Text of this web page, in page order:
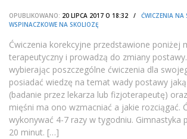
OPUBLIKOWANO: 20 LIPCA 2017 O 18:32 / ĆWICZENIA NA
WSPINACZKOWE NA SKOLIOZĘ
Ćwiczenia korekcyjne przedstawione poniżej
terapeutyczny i prowadzą do zmiany
wybierając poszczególne ćwiczenia dla
posiadać wiedzę na temat wady postawy
(badanie przez lekarza lub fizjoterapeutę)
mięśni ma ono wzmacniać a jakie rozciągać.
wykonywać 4-7 razy w tygodniu. Gimnastyka
20 minut. […]